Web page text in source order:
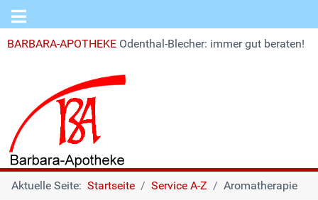
BARBARA-APOTHEKE Odenthal-Blecher: immer gut beraten!
Aktuelle Seite: Startseite Service A-Z Aromatherapie